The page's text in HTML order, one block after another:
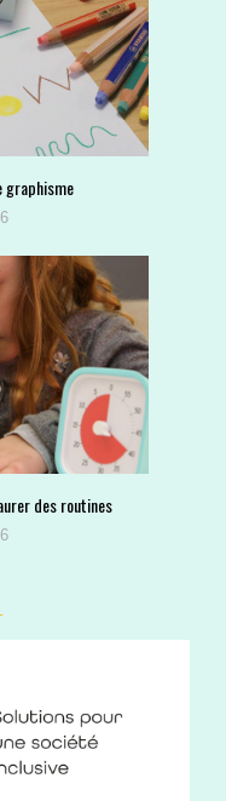
graphisme
des routines